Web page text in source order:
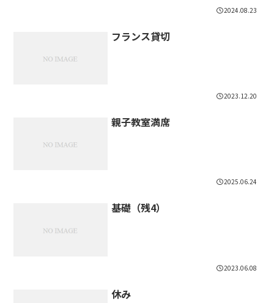
2024.08.23
フランス貸切
2023.12.20
親子教室満席
2025.06.24
基礎（残4）
2023.06.08
休み